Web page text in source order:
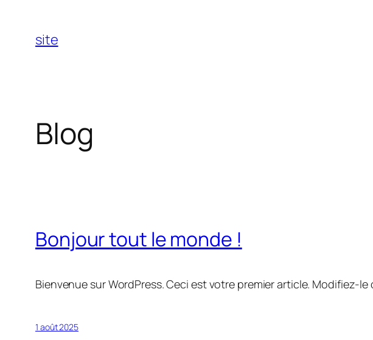
contenu
site
Blog
Bonjour tout le monde !
Bienvenue sur WordPress. Ceci est votre premier article. Modifiez-
1 août 2025